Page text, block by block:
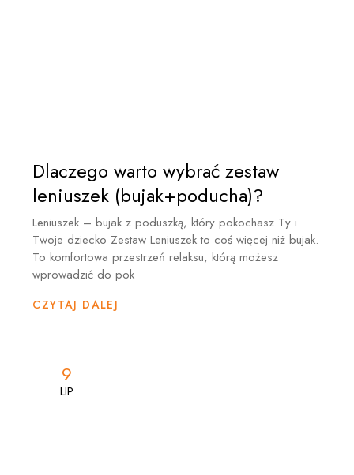
Dlaczego warto wybrać zestaw
leniuszek (bujak+poducha)?
Leniuszek – bujak z poduszką, który pokochasz Ty i
Twoje dziecko Zestaw Leniuszek to coś więcej niż bujak.
To komfortowa przestrzeń relaksu, którą możesz
wprowadzić do pok
CZYTAJ DALEJ
9
LIP
9
LIP